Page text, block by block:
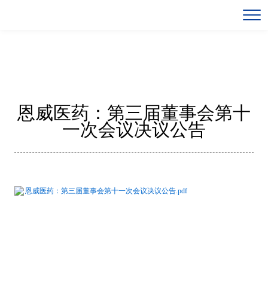
恩威医药：第三届董事会第十
一次会议决议公告
恩威医药：第三届董事会第十一次会议决议公告.pdf